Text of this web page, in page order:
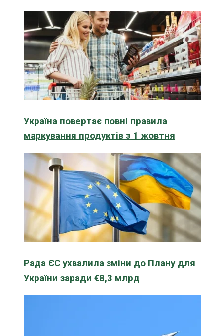
Україна повертає повні правила
маркування продуктів з 1 жовтня
Рада ЄС ухвалила зміни до Плану для
України заради €8,3 млрд